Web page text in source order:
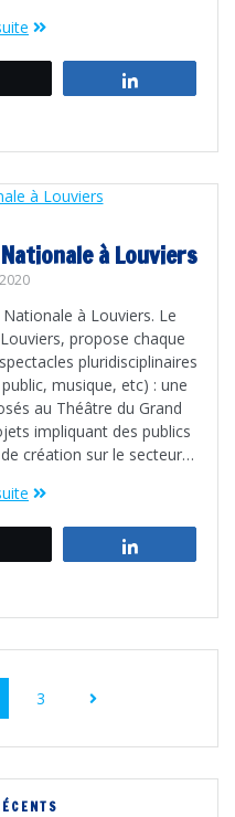
à Louviers
à Louviers. Le
propose chaque
pluridisciplinaires
musique, etc) : une
au Théâtre du Grand
impliquant des publics
création sur le secteur…
Page
3